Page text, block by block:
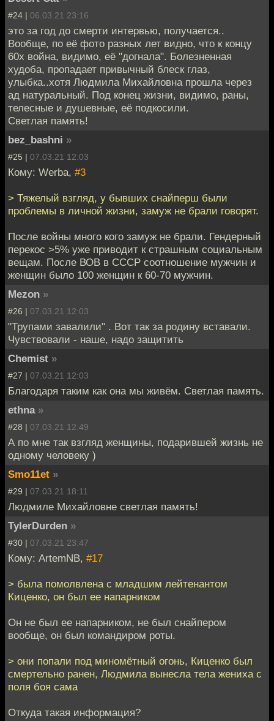
#24 | 06.03.21 23:16
это за год до смерти интервью, получается..
Вообще, по её фото разных лет видно, что к концу
60х война, видимо, её "догнала". Болезненная
худоба, пропадает привычный блеск глаз,
улыбка..хотя Людмила Михайловна прошла через
ад натуральный. Под конец жизни, видимо, раны,
телесные и душевные, её подкосили.
Светлая память!
bez_bashni »
#25 | 07.03.21 12:03
Кому: Werba, #3
> Тяжелый взгляд, у бывших снайперш были
проблемы в личной жизни, замуж не брали говорят.
После войны много кого замуж не брали. Гендерный
перекос >5% уже приводит к страшным социальным
вещам. После ВОВ в СССР соотношение мужчин и
женщин было 100 женщин к 60-70 мужчин.
Mezon »
#26 | 07.03.21 12:03
"Трупами завалили" . Вот так за родину вставали.
Чувствовали - наше, надо защитить
Chemist »
#27 | 07.03.21 12:03
Благодаря таким как она мы живём. Светлая память.
ethna »
#28 | 07.03.21 12:49
А по мне так взгляд женщины, подарившей жизнь не
одному человеку )
Smo11et »
#29 | 07.03.21 18:11
Людмиле Михайловне светлая память!
TylеrDurdеn »
#30 | 07.03.21 23:47
Кому: ArtemNB, #17
> была помолвлена с младшим лейтенантом
Киценко, он был ее напарником
Он не был ее напарником, не был снайпером
вообще, он был командиром роты.
> они попали под миномётный огонь, Киценко был
смертельно ранен, Людмила вынесла тела жениха с
поля боя сама
Откуда такая информация?